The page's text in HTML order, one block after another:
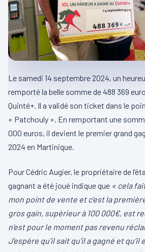
Le samedi 14 septembre 2024, un
remporté la belle somme de 488 369
Quinté+. Il a validé son ticket dans le
« Patchouly ». En remportant une
000 euros, il devient le premier grand
2024 en Martinique.
Pour Cédric Augier, le propriétaire de
gagnant a été joué indique que « cela
mon point de vente et c’est la
gros gain, supérieur à 100 000€, est
n’est pour le moment pas revenu
J’espère qu’il sait qu’il a gagné et